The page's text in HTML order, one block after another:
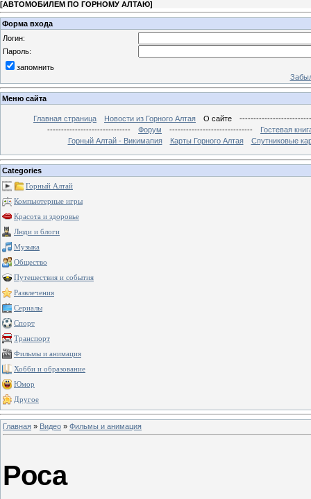
[АВТОМОБИЛЕМ ПО ГОРНОМУ АЛТАЮ]
Форма входа
Логин:
Пароль:
запомнить
Меню сайта
Главная страница Новости из Горного Алтая О сайте
------------------------------
Форум ------------------------------
Гостевая
Горный Алтай - Викимапия
Карты Горного Алтая Спутниковые
Categories
Горный Алтай
Компьютерные игры
Красота и здоровье
Люди и блоги
Музыка
Общество
Путешествия и события
Развлечения
Сериалы
Спорт
Транспорт
Фильмы и анимация
Хобби и образование
Юмор
Другое
Главная » Видео » Фильмы и анимация
Роса